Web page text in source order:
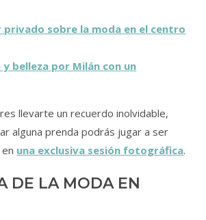
privado sobre la moda en el centro
belleza por Milán con un
llevarte un recuerdo inolvidable,
alguna prenda podrás jugar a ser
una exclusiva sesión fotográfica.
DE LA MODA EN